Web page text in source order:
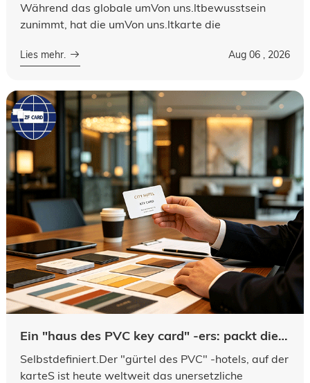
Während das globale umVon uns.ltbewusstsein
zunimmt, hat die umVon uns.ltkarte die
versierte, kommerzielle und maßgesickte lösungen
Lies mehr. Aug 06 , 2026
Ein "haus des PVC key card" -ers: packt die schlüsselkarte für einen intelligenzraum ein, hat freie probe
Selbstdefiniert.Der "gürtel des PVC" -hotels, auf der
karteS ist heute weltweit das unersetzliche